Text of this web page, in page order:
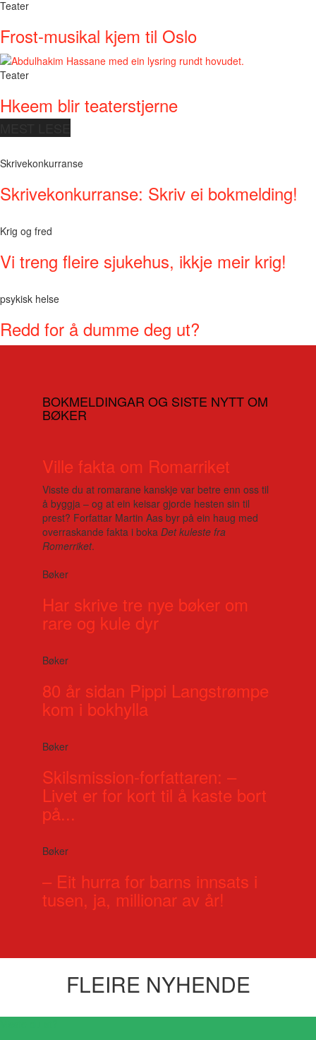
Teater
Frost-musikal kjem til Oslo
Teater
Hkeem blir teaterstjerne
Skrivekonkurranse
Skrivekonkurranse: Skriv ei bokmelding!
Krig og fred
Vi treng fleire sjukehus, ikkje meir krig!
psykisk helse
Redd for å dumme deg ut?
BOKMELDINGAR OG SISTE NYTT OM
BØKER
Ville fakta om Romarriket
Visste du at romarane kanskje var betre enn oss til
å byggja – og at ein keisar gjorde hesten sin til
prest? Forfattar Martin Aas byr på ein haug med
overraskande fakta i boka Det kuleste fra
Romerriket.
Bøker
Har skrive tre nye bøker om
rare og kule dyr
Bøker
80 år sidan Pippi Langstrømpe
kom i bokhylla
Bøker
Skilsmission-forfattaren: –
Livet er for kort til å kaste bort
på...
Bøker
– Eit hurra for barns innsats i
tusen, ja, millionar av år!
FLEIRE NYHENDE